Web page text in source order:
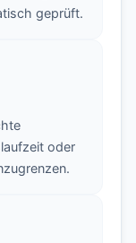
geprüft.
oder